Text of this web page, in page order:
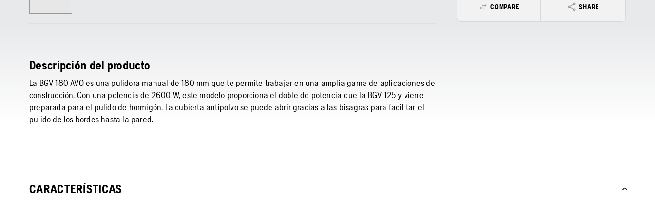
Descripción del producto
La BGV 180 AVO es una pulidora manual de 180 mm que te permite trabajar en una amplia gama de aplicaciones de
construcción. Con una potencia de 2600 W, este modelo proporciona el doble de potencia que la BGV 125 y viene
preparada para el pulido de hormigón. La cubierta antipolvo se puede abrir gracias a las bisagras para facilitar el
pulido de los bordes hasta la pared.
COMPARE SHARE
CARACTERÍSTICAS